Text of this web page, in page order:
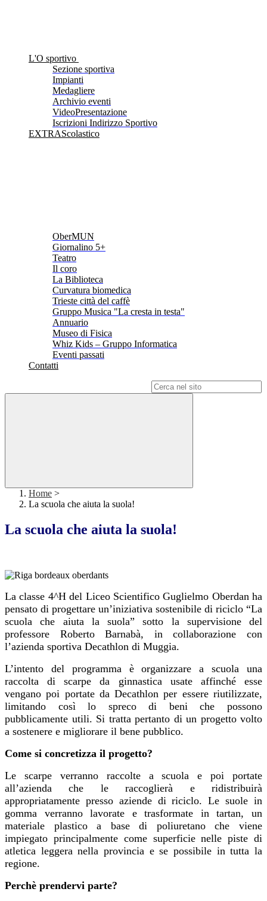
L'O sportivo
Sezione sportiva
Impianti
Medagliere
Archivio eventi
VideoPresentazione
Iscrizioni Indirizzo Sportivo
EXTRAScolastico
OberMUN
Giornalino 5+
Teatro
Il coro
La Biblioteca
Curvatura biomedica
Trieste città del caffè
Gruppo Musica "La cresta in testa"
Annuario
Museo di Fisica
Whiz Kids – Gruppo Informatica
Eventi passati
Contatti
Home >
La scuola che aiuta la suola!
La scuola che aiuta la suola!
La classe 4^H del Liceo Scientifico Guglielmo Oberdan ha
pensato di progettare un’iniziativa sostenibile di riciclo “La
scuola che aiuta la suola” sotto la supervisione del
professore Roberto Barnabà, in collaborazione con
l’azienda sportiva Decathlon di Muggia.
L’intento del programma è organizzare a scuola una
raccolta di scarpe da ginnastica usate affinché esse
vengano poi portate da Decathlon per essere riutilizzate,
limitando così lo spreco di beni che possono
pubblicamente utili. Si tratta pertanto di un progetto volto
a sostenere e migliorare il bene pubblico.
Come si concretizza il progetto?
Le scarpe verranno raccolte a scuola e poi portate
all’azienda che le raccoglierà e ridistribuirà
appropriatamente presso aziende di riciclo. Le suole in
gomma verranno lavorate e trasformate in tartan, un
materiale plastico a base di poliuretano che viene
impiegato principalmente come superficie nelle piste di
atletica leggera nella provincia e se possibile in tutta la
regione.
Perchè prendervi parte?